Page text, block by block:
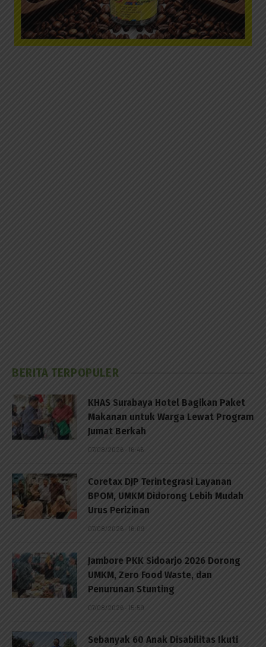
BERITA TERPOPULER
KHAS Surabaya Hotel Bagikan Paket
Makanan untuk Warga Lewat Program
Jumat Berkah
07/08/2026 - 16:46
Coretax DJP Terintegrasi Layanan
BPOM, UMKM Didorong Lebih Mudah
Urus Perizinan
07/08/2026 - 16:09
Jambore PKK Sidoarjo 2026 Dorong
UMKM, Zero Food Waste, dan
Penurunan Stunting
07/08/2026 - 15:59
Sebanyak 60 Anak Disabilitas Ikuti